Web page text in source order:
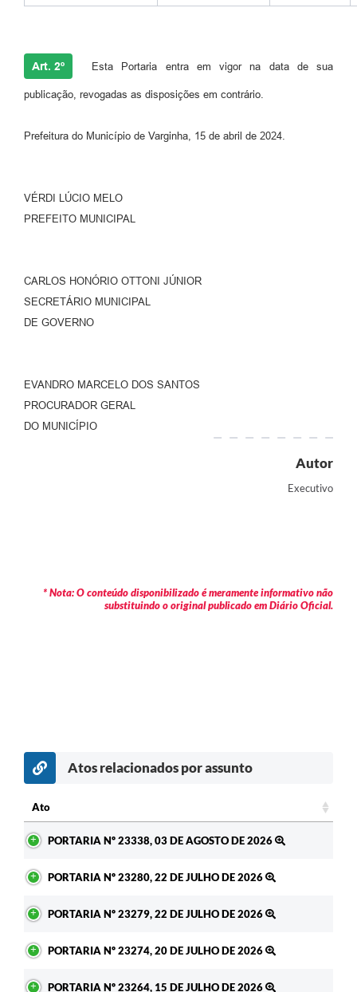
Art. 2º Esta Portaria entra em vigor na data de sua
publicação, revogadas as disposições em contrário.
Prefeitura do Município de Varginha, 15 de abril de 2024.
VÉRDI LÚCIO MELO
PREFEITO MUNICIPAL
CARLOS HONÓRIO OTTONI JÚNIOR
SECRETÁRIO MUNICIPAL
DE GOVERNO
EVANDRO MARCELO DOS SANTOS
PROCURADOR GERAL
DO MUNICÍPIO
Autor
Executivo
* Nota: O conteúdo disponibilizado é meramente informativo não
substituindo o original publicado em Diário Oficial.
Atos relacionados por assunto
Ato
PORTARIA Nº 23338, 03 DE AGOSTO DE 2026
PORTARIA Nº 23280, 22 DE JULHO DE 2026
PORTARIA Nº 23279, 22 DE JULHO DE 2026
PORTARIA Nº 23274, 20 DE JULHO DE 2026
PORTARIA Nº 23264, 15 DE JULHO DE 2026